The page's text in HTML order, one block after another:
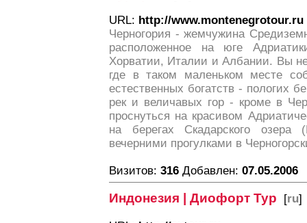
URL: http://www.montenegrotour.ru
Черногория - жемчужина
расположенное на юге
Хорватии, Италии и Албании. Вы
где в таком маленьком месте
естественных богатств - пологих
рек и величавых гор - кроме в
проснуться на красивом
на берегах Скадарского озера
вечерними прогулками в
Визитов: 316 Добавлен: 07.05.2006
Индонезия | Диофорт Тур [ru]